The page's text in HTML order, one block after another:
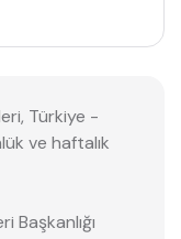
Türkiye -
ve haftalık
Başkanlığı